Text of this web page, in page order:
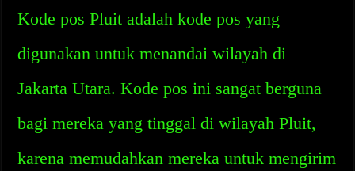
Kode pos Pluit adalah kode pos yang
digunakan untuk menandai wilayah di
Jakarta Utara. Kode pos ini sangat berguna
bagi mereka yang tinggal di wilayah Pluit,
karena memudahkan mereka untuk mengirim